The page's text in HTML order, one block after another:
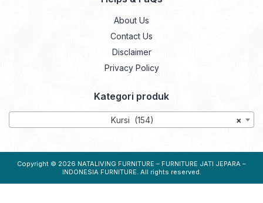
About Us
Contact Us
Disclaimer
Privacy Policy
Kategori produk
×
Kursi (154)
Copyright © 2026 NATALIVING FURNITURE – FURNITURE JATI JEPARA –
INDONESIA FURNITURE. All rights reserved.